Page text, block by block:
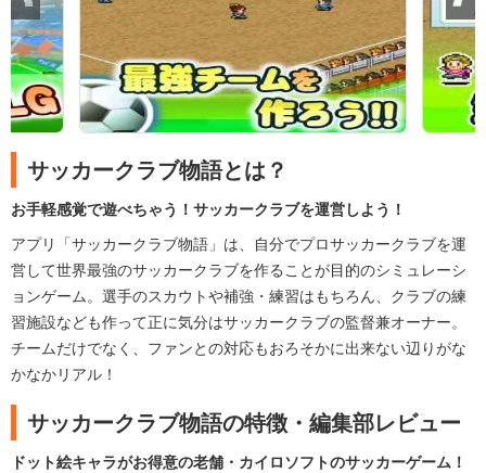
サッカークラブ物語とは？
お手軽感覚で遊べちゃう！サッカークラブを運営しよう！
アプリ「サッカークラブ物語」は、自分でプロサッカークラブを運
営して世界最強のサッカークラブを作ることが目的のシミュレーシ
ョンゲーム。選手のスカウトや補強・練習はもちろん、クラブの練
習施設なども作って正に気分はサッカークラブの監督兼オーナー。
チームだけでなく、ファンとの対応もおろそかに出来ない辺りがな
かなかリアル！
サッカークラブ物語の特徴・編集部レビュー
ドット絵キャラがお得意の老舗・カイロソフトのサッカーゲーム！